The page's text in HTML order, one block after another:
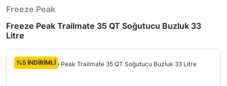
Freeze Peak
Freeze Peak Trailmate 35 QT Soğutucu Buzluk 33
Litre
%5 İNDİRİMLİ